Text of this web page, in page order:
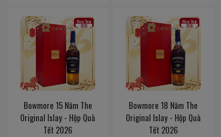
New Year
2026
Bowmore 15 Năm The
Original Islay - Hộp Quà
Tết 2026
New Year
2026
Bowmore 18 Năm The
Original Islay - Hộp Quà
Tết 2026